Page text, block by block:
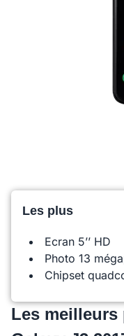
Les plus
Ecran 5’’ HD
Photo 13
Chipset
Les meilleurs